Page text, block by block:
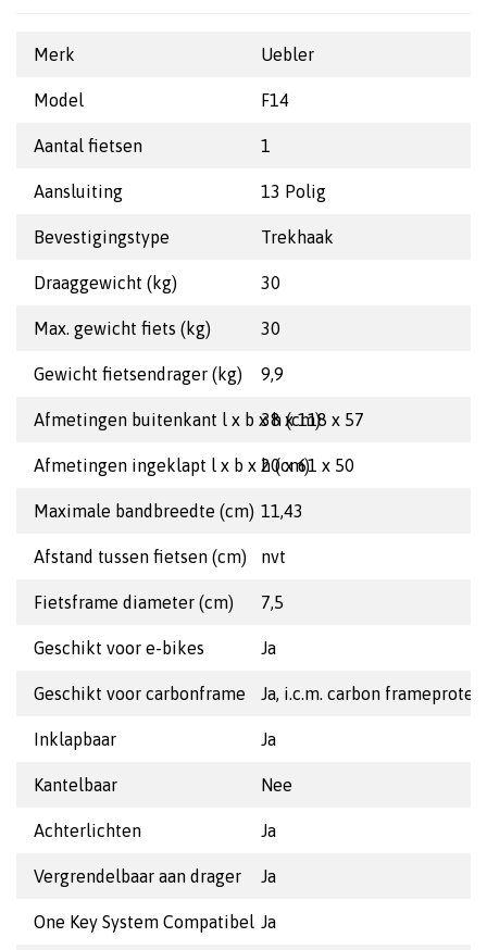
Merk Uebler
Model F14
Aantal fietsen 1
Aansluiting 13 Polig
Bevestigingstype Trekhaak
Draaggewicht (kg) 30
Max. gewicht fiets (kg) 30
Gewicht fietsendrager (kg) 9,9
Afmetingen buitenkant l x b x h (cm)
38 x 118 x 57
Afmetingen ingeklapt l x b x h (cm)
20 x 61 x 50
Maximale bandbreedte (cm) 11,43
Afstand tussen fietsen (cm) nvt
Fietsframe diameter (cm) 7,5
Geschikt voor e-bikes Ja
Geschikt voor carbonframe Ja, i.c.m. carbon
Inklapbaar Ja
Kantelbaar Nee
Achterlichten Ja
Vergrendelbaar aan drager Ja
One Key System Compatibel Ja